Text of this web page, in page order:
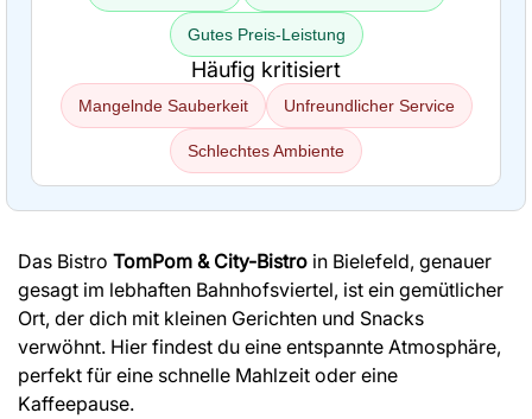
Gutes Preis-Leistung
Häufig kritisiert
Mangelnde Sauberkeit Unfreundlicher Service
Schlechtes Ambiente
Das Bistro TomPom & City-Bistro in Bielefeld, genauer
gesagt im lebhaften Bahnhofsviertel, ist ein gemütlicher
Ort, der dich mit kleinen Gerichten und Snacks
verwöhnt. Hier findest du eine entspannte Atmosphäre,
perfekt für eine schnelle Mahlzeit oder eine
Kaffeepause.